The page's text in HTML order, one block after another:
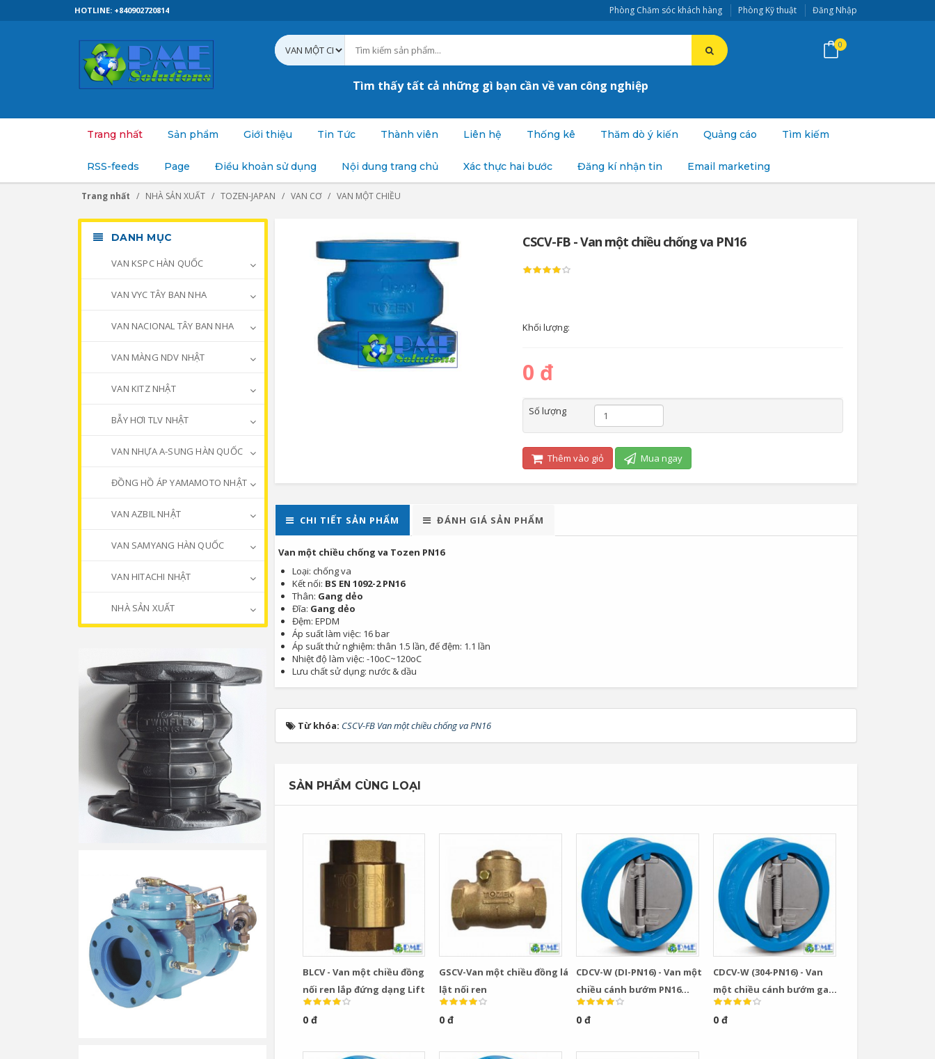
Phòng Chăm sóc khách hàng Phòng Kỹ thuật Đăng Nhập
HOTLINE: +840902720814
Tìm thấy tất cả những gì bạn cần về van công nghiệp
0
Trang nhất Sản phẩm Giới thiệu Tin Tức Thành viên Liên hệ Thống kê Thăm dò ý kiến Quảng cáo Tìm kiếm
RSS-feeds Page Điều khoản sử dụng Nội dung trang chủ Xác thực hai bước Đăng kí nhận tin Email marketing
Trang nhất NHÀ SẢN XUẤT TOZEN-JAPAN VAN CƠ VAN MỘT CHIỀU
CSCV-FB - Van một chiều chống va PN16
Khối lượng:
0 đ
Số lượng
Thêm vào giỏ Mua ngay
CHI TIẾT SẢN PHẨM ĐÁNH GIÁ SẢN PHẨM
Van một chiều chống va Tozen PN16
Loại: chống va
Kết nối: BS EN 1092-2 PN16
Thân: Gang dẻo
Đĩa: Gang dẻo
Đệm: EPDM
Áp suất làm việc: 16 bar
Áp suất thử nghiệm: thân 1.5 lần, đế đệm: 1.1 lần
Nhiệt độ làm việc: -10oC~120oC
Lưu chất sử dụng: nước & dầu
Từ khóa: CSCV-FB Van một chiều chống va PN16
SẢN PHẨM CÙNG LOẠI
BLCV - Van một chiều đồng
nối ren lắp đứng dạng Lift
0 đ
GSCV-Van một chiều đồng lá
lật nối ren
0 đ
CDCV-W (DI-PN16) - Van một
chiều cánh bướm PN16
thân gang xám đĩa gang
dẻo
0 đ
CDCV-W (304-PN16) - Van
một chiều cánh bướm gang
xám đĩa inox 304
0 đ
DANH MỤC
VAN KSPC HÀN QUỐC
VAN VYC TÂY BAN NHA
VAN NACIONAL TÂY BAN NHA
VAN MÀNG NDV NHẬT
VAN KITZ NHẬT
BẪY HƠI TLV NHẬT
VAN NHỰA A-SUNG HÀN QUỐC
ĐỒNG HỒ ÁP YAMAMOTO NHẬT
VAN AZBIL NHẬT
VAN SAMYANG HÀN QUỐC
VAN HITACHI NHẬT
NHÀ SẢN XUẤT